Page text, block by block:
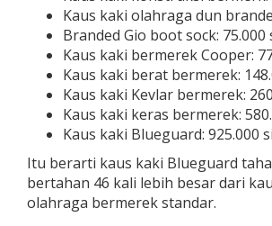
Kaus kaki olahraga dun
Branded Gio boot sock: 75.000
Kaus kaki bermerek Cooper:
Kaus kaki berat bermerek:
Kaus kaki Kevlar bermerek:
Kaus kaki keras bermerek:
Kaus kaki Blueguard: 925.000
Itu berarti kaus kaki Blueguard
bertahan 46 kali lebih besar dari
olahraga bermerek standar.